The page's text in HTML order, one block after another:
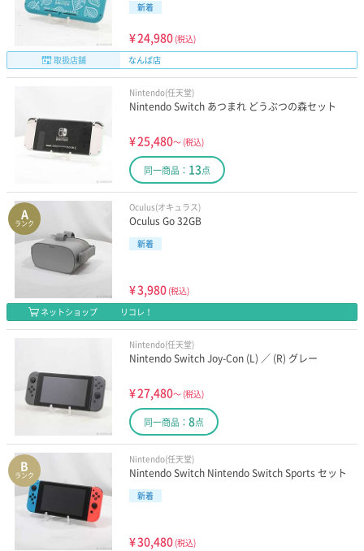
新着
¥24,980 (税込)
取扱店舗
なんば店
Nintendo(任天堂)
Nintendo Switch あつまれ どうぶつの森セット
¥25,480～ (税込)
同一商品： 13点
A
ランク
Oculus(オキュラス)
Oculus Go 32GB
新着
¥3,980 (税込)
ネットショップ
リコレ！
Nintendo(任天堂)
Nintendo Switch Joy-Con (L) ／ (R) グレー
¥27,480～ (税込)
同一商品： 8点
B
ランク
Nintendo(任天堂)
Nintendo Switch Nintendo Switch Sports セット
新着
¥30,480 (税込)